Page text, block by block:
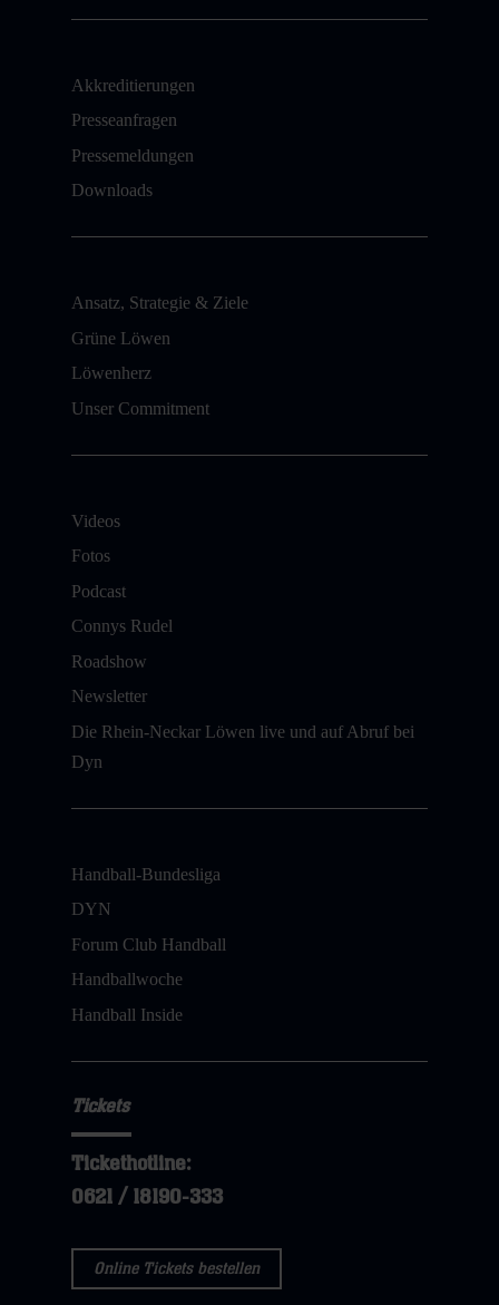
Akkreditierungen
Presseanfragen
Pressemeldungen
Downloads
Ansatz, Strategie & Ziele
Grüne Löwen
Löwenherz
Unser Commitment
Videos
Fotos
Podcast
Connys Rudel
Roadshow
Newsletter
Die Rhein-Neckar Löwen live und auf Abruf bei
Dyn
Handball-Bundesliga
DYN
Forum Club Handball
Handballwoche
Handball Inside
Tickets
Tickethotline:
0621 / 18190-333
Online Tickets bestellen